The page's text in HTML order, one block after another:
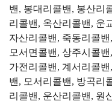
밴, 봉대리콜밴, 봉산리
리콜밴, 옥산리콜밴, 운
자산리콜밴, 죽동리콜
모서면콜밴, 상주시콜
가전리콜밴, 계서리콜
밴, 모서리콜밴, 방곡리
리콜밴, 운산리콜밴, 원